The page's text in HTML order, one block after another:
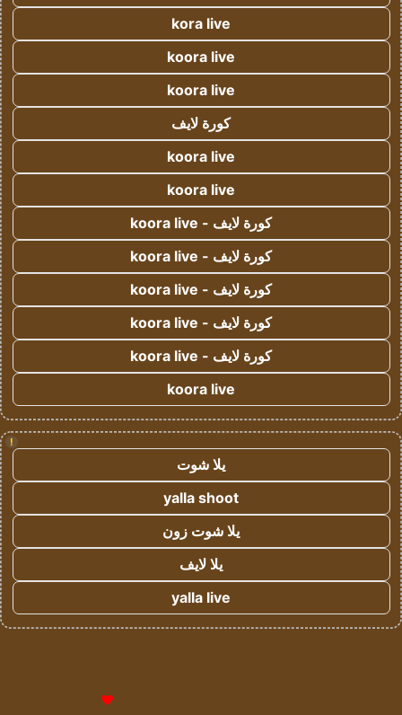
kora live
koora live
koora live
كورة لايف
koora live
koora live
كورة لايف - koora live
كورة لايف - koora live
كورة لايف - koora live
كورة لايف - koora live
كورة لايف - koora live
koora live
!
يلا شوت
yalla shoot
يلا شوت زون
يلا لايف
yalla live